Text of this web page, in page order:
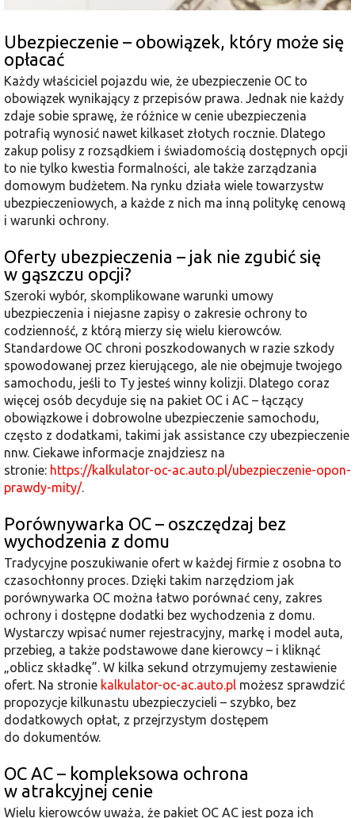
Ubezpieczenie – obowiązek, który może się
opłacać
Każdy właściciel pojazdu wie, że ubezpieczenie OC to
obowiązek wynikający z przepisów prawa. Jednak nie każdy
zdaje sobie sprawę, że różnice w cenie ubezpieczenia
potrafią wynosić nawet kilkaset złotych rocznie. Dlatego
zakup polisy z rozsądkiem i świadomością dostępnych opcji
to nie tylko kwestia formalności, ale także zarządzania
domowym budżetem. Na rynku działa wiele towarzystw
ubezpieczeniowych, a każde z nich ma inną politykę cenową
i warunki ochrony.
Oferty ubezpieczenia – jak nie zgubić się
w gąszczu opcji?
Szeroki wybór, skomplikowane warunki umowy
ubezpieczenia i niejasne zapisy o zakresie ochrony to
codzienność, z którą mierzy się wielu kierowców.
Standardowe OC chroni poszkodowanych w razie szkody
spowodowanej przez kierującego, ale nie obejmuje twojego
samochodu, jeśli to Ty jesteś winny kolizji. Dlatego coraz
więcej osób decyduje się na pakiet OC i AC – łączący
obowiązkowe i dobrowolne ubezpieczenie samochodu,
często z dodatkami, takimi jak assistance czy ubezpieczenie
nnw. Ciekawe informacje znajdziesz na
stronie: https://kalkulator-oc-ac.auto.pl/ubezpieczenie-opon-
prawdy-mity/.
Porównywarka OC – oszczędzaj bez
wychodzenia z domu
Tradycyjne poszukiwanie ofert w każdej firmie z osobna to
czasochłonny proces. Dzięki takim narzędziom jak
porównywarka OC można łatwo porównać ceny, zakres
ochrony i dostępne dodatki bez wychodzenia z domu.
Wystarczy wpisać numer rejestracyjny, markę i model auta,
przebieg, a także podstawowe dane kierowcy – i kliknąć
„oblicz składkę”. W kilka sekund otrzymujemy zestawienie
ofert. Na stronie kalkulator-oc-ac.auto.pl możesz sprawdzić
propozycje kilkunastu ubezpieczycieli – szybko, bez
dodatkowych opłat, z przejrzystym dostępem
do dokumentów.
OC AC – kompleksowa ochrona
w atrakcyjnej cenie
Wielu kierowców uważa, że pakiet OC AC jest poza ich